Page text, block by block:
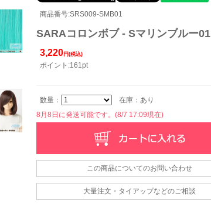
商品番号:SRS009-SMB01
SARAコロンボブ - Sマリンブルー01
3,220 円(税込)
ポイント:161pt
数量：
在庫：あり
8月8日に発送可能です。(8/7 17:09現在)
この商品についてのお問い合わせ
大量注文・タイアップなどのご相談